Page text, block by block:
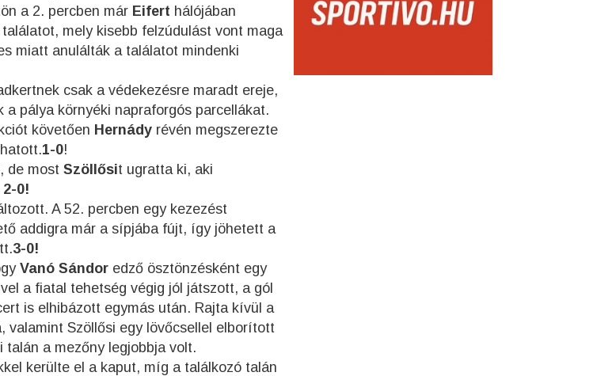
a 2. percben már Eifert hálójában
mely kisebb felzúdulást vont maga
miatt anulálták a találatot mindenki
csak a védekezésre maradt ereje,
pálya környéki napraforgós parcellákat.
követően Hernády révén megszerezte
1-0!
de most Szöllősit ugratta ki, aki
2-0!
A 52. percben egy kezezést
addigra már a sípjába fújt, így jöhetett a
3-0!
Vanó Sándor edző ösztönzésként egy
a fiatal tehetség végig jól játszott, a gól
is elhibázott egymás után. Rajta kívül a
valamint Szöllősi egy lövőcsellel elborított
talán a mezőny legjobbja volt.
kerülte el a kaput, míg a találkozó talán